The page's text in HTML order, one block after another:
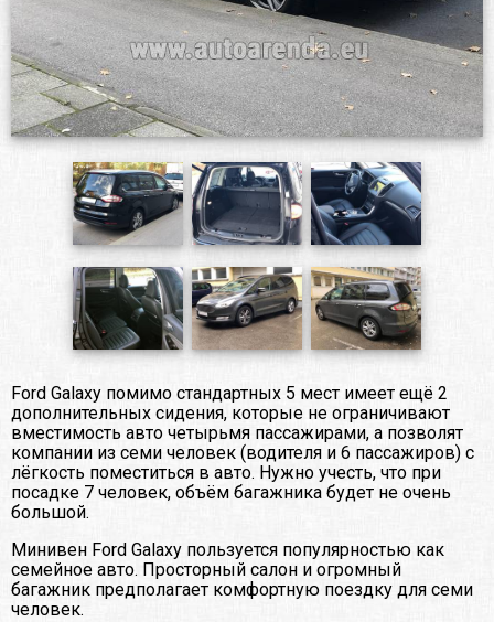
Ford Galaxy помимо стандартных 5 мест имеет ещё 2
дополнительных сидения, которые не ограничивают
вместимость авто четырьмя пассажирами, а позволят
компании из семи человек (водителя и 6 пассажиров) с
лёгкость поместиться в авто. Нужно учесть, что при
посадке 7 человек, объём багажника будет не очень
большой.
Минивен Ford Galaxy пользуется популярностью как
семейное авто. Просторный салон и огромный
багажник предполагает комфортную поездку для семи
человек.